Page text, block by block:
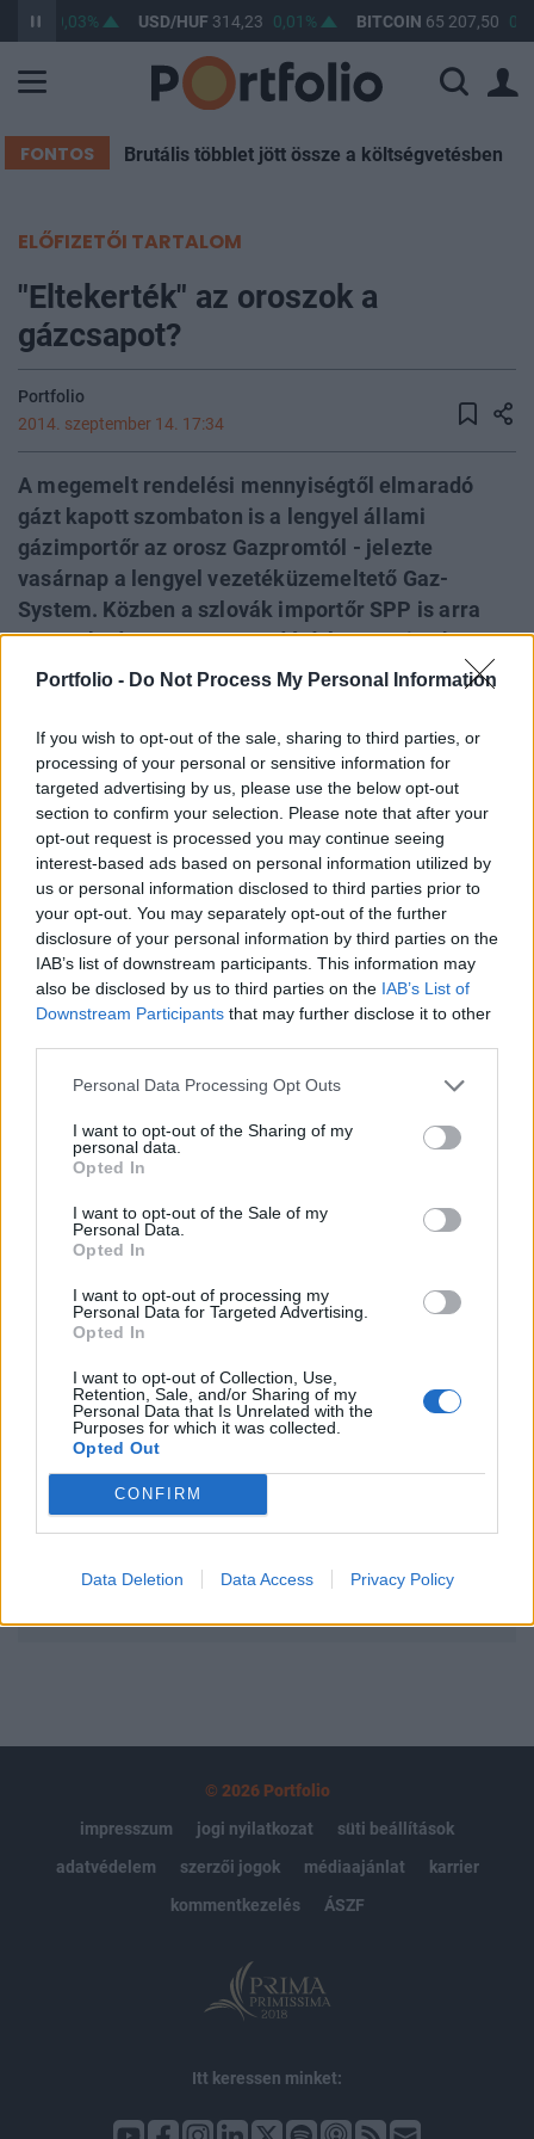
Portfolio - Do Not Process My Personal Information
If you wish to opt-out of the sale, sharing to third parties, or
processing of your personal or sensitive information for
targeted advertising by us, please use the below opt-out
section to confirm your selection. Please note that after your
opt-out request is processed you may continue seeing
interest-based ads based on personal information utilized by
us or personal information disclosed to third parties prior to
your opt-out. You may separately opt-out of the further
disclosure of your personal information by third parties on the
IAB’s list of downstream participants. This information may
also be disclosed by us to third parties on the IAB’s List of
Downstream Participants that may further disclose it to other
Personal Data Processing Opt Outs
I want to opt-out of the Sharing of my
personal data.
Opted In
I want to opt-out of the Sale of my
Personal Data.
Opted In
I want to opt-out of processing my
Personal Data for Targeted Advertising.
Opted In
I want to opt-out of Collection, Use,
Retention, Sale, and/or Sharing of my
Personal Data that Is Unrelated with the
Purposes for which it was collected.
Opted Out
CONFIRM
Data Deletion Data Access Privacy Policy
0,03% USD/HUF314,23 0,01% BITCOIN65 207,50
FONTOS Brutális többlet jött össze a költségvetésben
ELŐFIZETŐI TARTALOM
"Eltekerték" az oroszok a
gázcsapot?
Portfolio
2014. szeptember 14. 17:34
A megemelt rendelési mennyiségtől elmaradó
gázt kapott szombaton is a lengyel állami
gázimportőr az orosz Gazpromtól - jelezte
vasárnap a lengyel vezetéküzemeltető Gaz-
System. Közben a szlovák importőr SPP is arra
panaszkodott a Reuters tudósítása szerint, hogy
vasárnap sorozatban már az ötödik egymást
százalékkal elmaradó mennyiségű gázt. A
nyugtalanító hírek mellett érdemes megjegyezni
azt is, hogy a román energiaügyi miniszter
szombaton azt jelezte: a Gazprom elállt attól a
bejelentett tervétől, hogy szombaton 9, vasárnap
pedig 5 százalékkal kevesebb gázt szállítson
nekik.
A lengyel PGNiG állami gázimportőr vasárnapi
tájékoztatása szerint szombaton is a péntekivel egyező,
mintegy 20 millió köbméter földgáz érkezett keleti irányból,
leadtak. Az orosz Gazprom szóvivője a Reutersnek úgy
napi mennyiséget kérik tőlük, amelyet ők nem tudnak...
KEDVES OLVASÓNK!
A keresett cikk a portfolio.hu hírarchívumához
tartozik, melynek olvasása előfizetéses
regisztrációhoz kötött.
Az előfizetés a következőket tartalmazza:
Portfolio.hu teljes cikkarchívum
Kötéslisták: BÉT elmúlt 2 év napon belüli
kötéslistái
Előfizetés
© 2026 Portfolio
impresszum
jogi nyilatkozat
süti beállítások
adatvédelem
szerzői jogok médiaajánlat
karrier
kommentkezelés
ÁSZF
Itt keressen minket: